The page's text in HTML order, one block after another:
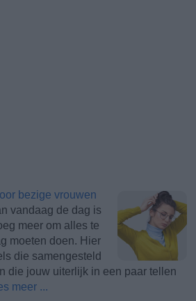
bezige vrouwen
vandaag de dag is
meer om alles te
moeten doen. Hier
die samengesteld
die jouw uiterlijk in een paar tellen
meer ...